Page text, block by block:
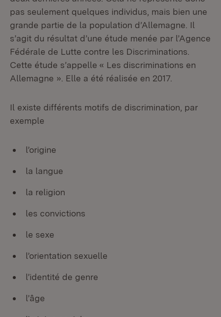
pas seulement quelques individus, mais bien une
grande partie de la population d’Allemagne. Il
s’agit du résultat d’une étude menée par l’Agence
Fédérale de Lutte contre les Discriminations.
Cette étude s’appelle « Les discriminations en
Allemagne ». Elle a été réalisée en 2017.
Il existe différents motifs de discrimination, par
exemple
l’origine
la langue
la religion
les convictions
le sexe
l’orientation sexuelle
l’identité de genre
l’âge